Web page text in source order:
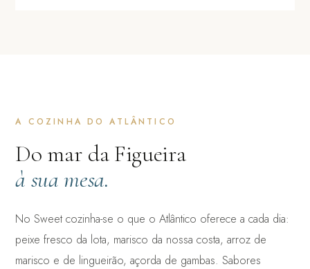
A COZINHA DO ATLÂNTICO
Do mar da Figueira
à sua mesa.
No Sweet cozinha-se o que o Atlântico oferece a cada dia:
peixe fresco da lota, marisco da nossa costa, arroz de
marisco e de lingueirão, açorda de gambas. Sabores